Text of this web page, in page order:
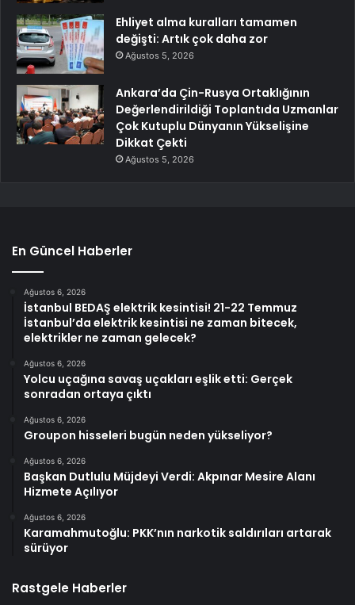
Ehliyet alma kuralları tamamen
değişti: Artık çok daha zor
Ağustos 5, 2026
Ankara’da Çin-Rusya Ortaklığının
Değerlendirildiği Toplantıda Uzmanlar
Çok Kutuplu Dünyanın Yükselişine
Dikkat Çekti
Ağustos 5, 2026
En Güncel Haberler
Ağustos 6, 2026
İstanbul BEDAŞ elektrik kesintisi! 21-22 Temmuz
İstanbul’da elektrik kesintisi ne zaman bitecek,
elektrikler ne zaman gelecek?
Ağustos 6, 2026
Yolcu uçağına savaş uçakları eşlik etti: Gerçek
sonradan ortaya çıktı
Ağustos 6, 2026
Groupon hisseleri bugün neden yükseliyor?
Ağustos 6, 2026
Başkan Dutlulu Müjdeyi Verdi: Akpınar Mesire Alanı
Hizmete Açılıyor
Ağustos 6, 2026
Karamahmutoğlu: PKK’nın narkotik saldırıları artarak
sürüyor
Rastgele Haberler